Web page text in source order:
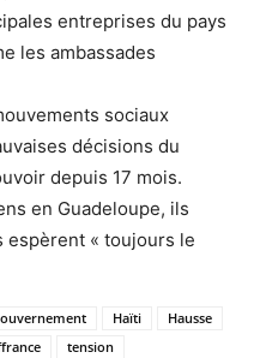
entreprises du pays
les ambassades
sociaux
décisions du
depuis 17 mois.
en Guadeloupe, ils
« toujours le
Haïti
Hausse
tension